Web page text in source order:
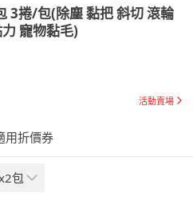
3捲/包(除塵 黏把 斜切 滾輪
寵物黏毛)
活動賣場
用折價券
包